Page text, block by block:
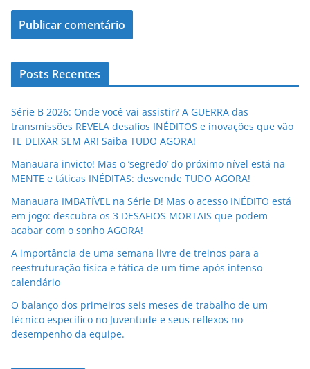
Posts Recentes
Série B 2026: Onde você vai assistir? A GUERRA das
transmissões REVELA desafios INÉDITOS e inovações que vão
TE DEIXAR SEM AR! Saiba TUDO AGORA!
Manauara invicto! Mas o ‘segredo’ do próximo nível está na
MENTE e táticas INÉDITAS: desvende TUDO AGORA!
Manauara IMBATÍVEL na Série D! Mas o acesso INÉDITO está
em jogo: descubra os 3 DESAFIOS MORTAIS que podem
acabar com o sonho AGORA!
A importância de uma semana livre de treinos para a
reestruturação física e tática de um time após intenso
calendário
O balanço dos primeiros seis meses de trabalho de um
técnico específico no Juventude e seus reflexos no
desempenho da equipe.